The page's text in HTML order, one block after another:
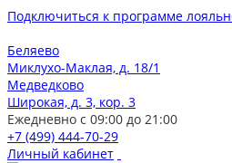
Подключиться к программе
Беляево
Миклухо-Маклая, д. 18/1
Медведково
Широкая, д. 3, кор. 3
Ежедневно с 09:00 до 21:00
+7 (499) 444-70-29
Личный кабинет